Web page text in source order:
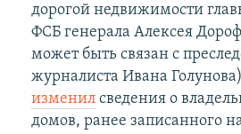
дорогой недвижимости
ФСБ генерала Алексея
может быть связан с
журналиста Ивана
изменилсведения о
домов, ранее записанного